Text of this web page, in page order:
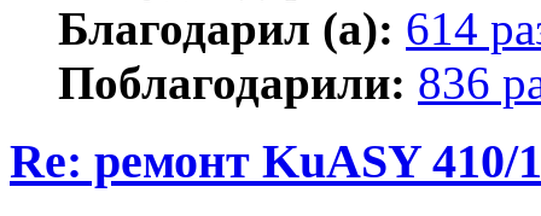
Благодарил (а): 614
Поблагодарили: 836
Re: ремонт KuASY 410/